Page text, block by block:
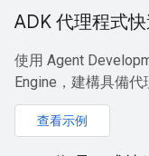
ADK 代理程式
使用 Agent
Engine，建構具備代
查看示例